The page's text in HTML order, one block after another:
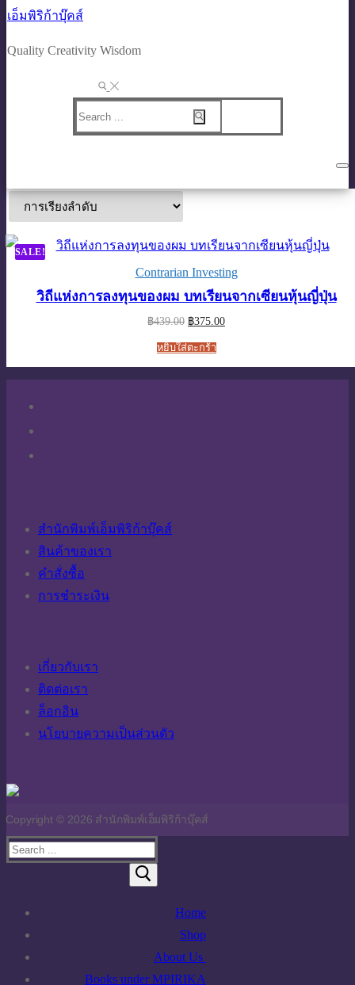
Quality Creativity Wisdom
Search
for:
SALE!
Contrarian Investing
วิถีแห่งการลงทุนของผม บทเรียนจากเซียนหุ้นญี่ปุ่น
฿439.00 Original
was:
฿439.00.
฿375.00Current
หยิบใส่ตะกร้า
สำนักพิมพ์เอ็มพิริก้าบุ๊คส์
สินค้าของเรา
คำสั่งซื้อ
การชำระเงิน
เกี่ยวกับเรา
ติดต่อเรา
ล็อกอิน
นโยบายความเป็นส่วนตัว
Copyright © 2026 สำนักพิมพ์เอ็มพิริก้าบุ๊คส์
Search
Home
Shop
About Us
นโยบายความเป็นส่วนตัว
Books under MPIRIKA